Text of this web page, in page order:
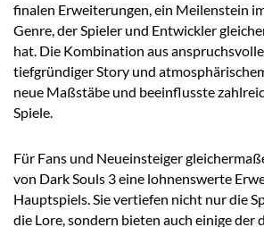
finalen Erweiterungen, ein Meilenstein
Genre, der Spieler und Entwickler
hat. Die Kombination aus
tiefgründiger Story und
neue Maßstäbe und beeinflusste
Spiele.
Für Fans und Neueinsteiger
von Dark Souls 3 eine lohnenswerte
Hauptspiels. Sie vertiefen nicht nur die
die Lore, sondern bieten auch einige der